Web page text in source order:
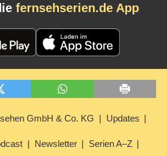
fernsehserien.de App
GmbH & Co. KG Updates
Newsletter Serien A–Z